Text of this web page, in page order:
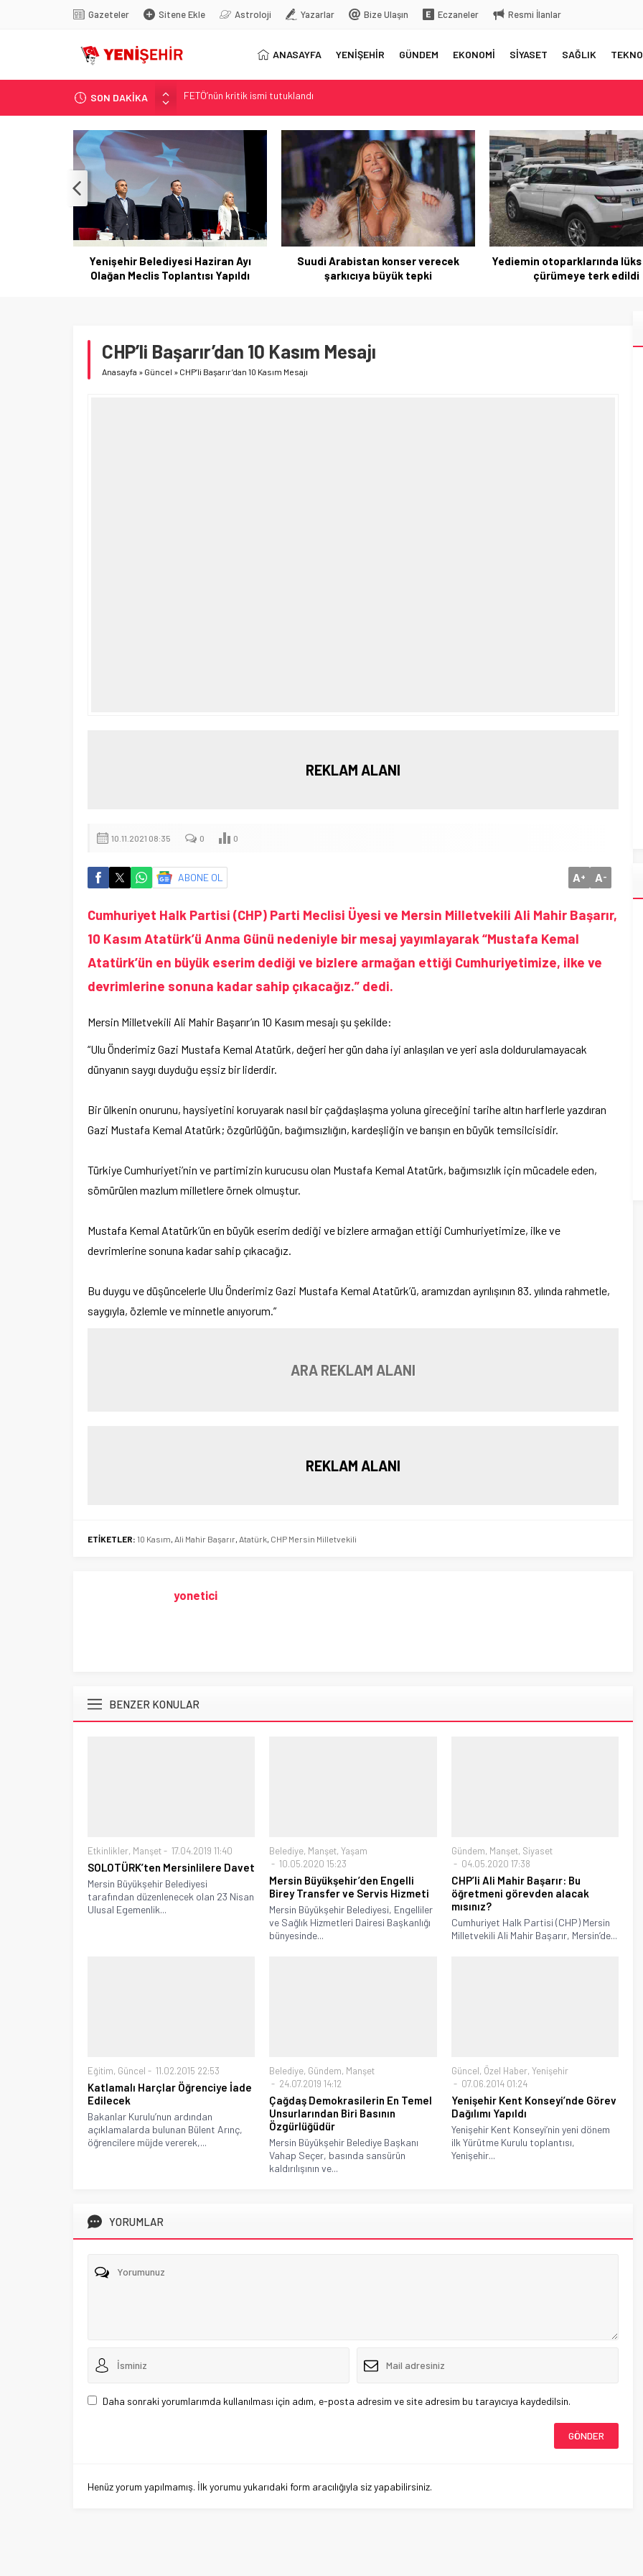
Gazeteler Sitene Ekle Astroloji Yazarlar Bize Ulaşın Eczaneler Resmi İlanlar
ANASAYFA YENİŞEHİR GÜNDEM EKONOMİ SİYASET SAĞLIK
SON DAKİKA
Son dakika… İstanbul’da trafik felç
Yunanistan Başbakanı Çipras Türkiye’ye gelecek
Görenler bakakaldı! Otomobilinin üstüne bıraktığı yazı…
İstanbul’da metro seferlerinde aksama yaşandı
FETÖ’nün kritik ismi tutuklandı
Yenişehir Belediyesi Haziran Ayı
Olağan Meclis Toplantısı Yapıldı
Suudi Arabistan konser verecek
şarkıcıya büyük tepki
Yediemin otoparklarında
çürümeye terk edildi
CHP’li Başarır’dan 10 Kasım Mesajı
Anasayfa » Güncel » CHP’li Başarır’dan 10 Kasım Mesajı
REKLAM ALANI
10.11.2021 08:35 0 0
ABONE OL A+ A-
Cumhuriyet Halk Partisi (CHP) Parti Meclisi Üyesi ve Mersin Milletvekili Ali Mahir Başarır,
10 Kasım Atatürk’ü Anma Günü nedeniyle bir mesaj yayımlayarak “Mustafa Kemal
Atatürk’ün en büyük eserim dediği ve bizlere armağan ettiği Cumhuriyetimize, ilke ve
devrimlerine sonuna kadar sahip çıkacağız.” dedi.
Mersin Milletvekili Ali Mahir Başarır’ın 10 Kasım mesajı şu şekilde:
“Ulu Önderimiz Gazi Mustafa Kemal Atatürk, değeri her gün daha iyi anlaşılan ve yeri asla doldurulamayacak
dünyanın saygı duyduğu eşsiz bir liderdir.
Bir ülkenin onurunu, haysiyetini koruyarak nasıl bir çağdaşlaşma yoluna gireceğini tarihe altın harflerle yazdıran
Gazi Mustafa Kemal Atatürk; özgürlüğün, bağımsızlığın, kardeşliğin ve barışın en büyük temsilcisidir.
Türkiye Cumhuriyeti’nin ve partimizin kurucusu olan Mustafa Kemal Atatürk, bağımsızlık için mücadele eden,
sömürülen mazlum milletlere örnek olmuştur.
Mustafa Kemal Atatürk’ün en büyük eserim dediği ve bizlere armağan ettiği Cumhuriyetimize, ilke ve
devrimlerine sonuna kadar sahip çıkacağız.
Bu duygu ve düşüncelerle Ulu Önderimiz Gazi Mustafa Kemal Atatürk’ü, aramızdan ayrılışının 83. yılında rahmetle,
saygıyla, özlemle ve minnetle anıyorum.”
ARA REKLAM ALANI
REKLAM ALANI
ETİKETLER: 10 Kasım, Ali Mahir Başarır, Atatürk, CHP Mersin Milletvekili
yonetici
BENZER KONULAR
Etkinlikler, Manşet 17.04.2019 11:40
SOLOTÜRK’ten Mersinlilere Davet
Mersin Büyükşehir Belediyesi
tarafından düzenlenecek olan 23 Nisan
Ulusal Egemenlik...
Belediye, Manşet,Yaşam
10.05.2020 15:23
Mersin Büyükşehir’den Engelli
Birey Transfer ve Servis Hizmeti
Mersin Büyükşehir Belediyesi, Engelliler
ve Sağlık Hizmetleri Dairesi Başkanlığı
bünyesinde...
Gündem, Manşet, Siyaset
04.05.2020 17:38
CHP’li Ali Mahir Başarır: Bu
öğretmeni görevden alacak
mısınız?
Cumhuriyet Halk Partisi (CHP) Mersin
Milletvekili Ali Mahir Başarır, Mersin’de...
Eğitim, Güncel 11.02.2015 22:53
Katlamalı Harçlar Öğrenciye İade
Edilecek
Bakanlar Kurulu’nun ardından
açıklamalarda bulunan Bülent Arınç,
öğrencilere müjde vererek,...
Belediye, Gündem, Manşet
24.07.2019 14:12
Çağdaş Demokrasilerin En Temel
Unsurlarından Biri Basının
Özgürlüğüdür
Mersin Büyükşehir Belediye Başkanı
Vahap Seçer, basında sansürün
kaldırılışının ve...
Güncel, Özel Haber, Yenişehir
07.06.2014 01:24
Yenişehir Kent Konseyi’nde Görev
Dağılımı Yapıldı
Yenişehir Kent Konseyi’nin yeni dönem
ilk Yürütme Kurulu toplantısı,
Yenişehir...
YORUMLAR
Daha sonraki yorumlarımda kullanılması için adım, e-posta adresim ve site adresim bu tarayıcıya kaydedilsin.
Henüz yorum yapılmamış. İlk yorumu yukarıdaki form aracılığıyla siz yapabilirsiniz.